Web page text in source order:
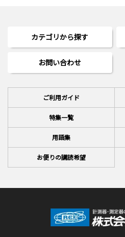
カテゴリから探す
お問い合わせ
ご利用ガイド
特集一覧
用語集
お便りの講読希望